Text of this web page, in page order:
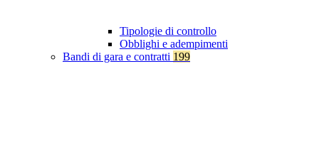
Tipologie di controllo
Obblighi e adempimenti
Bandi di gara e contratti 199